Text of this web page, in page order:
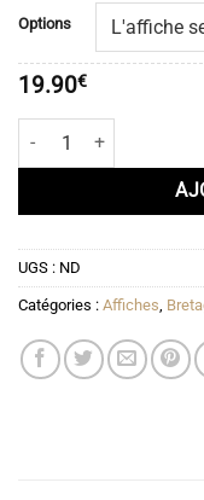
Options
19.90€
quantité de Affiche Le
UGS : ND
Catégories : Affiches,